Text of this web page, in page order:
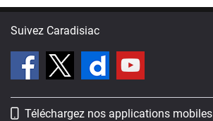
Suivez Caradisiac
Téléchargez nos applications mobiles